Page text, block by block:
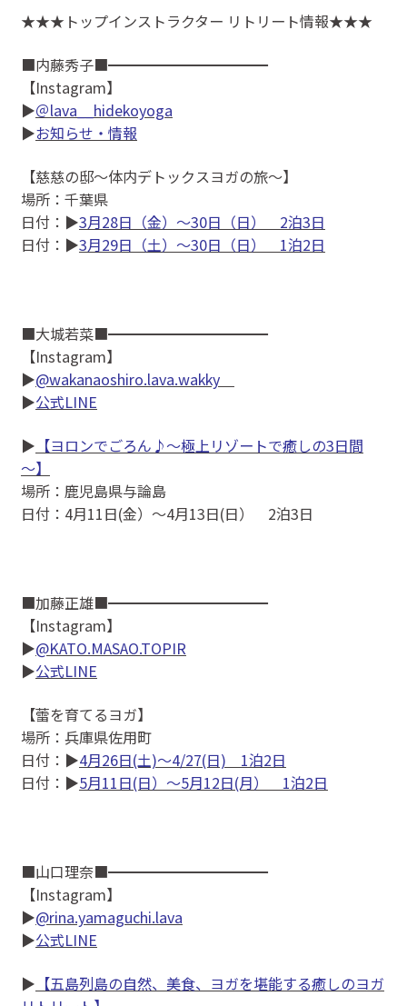
★★★トップインストラクター リトリート情報★★★
■内藤秀子■━━━━━━━━━━━
【Instagram】
▶＠lava__hidekoyoga
▶お知らせ・情報
【慈慈の邸～体内デトックスヨガの旅～】
場所：千葉県
日付：▶3月28日（金）～30日（日） 2泊3日
日付：▶3月29日（土）～30日（日） 1泊2日
■大城若菜■━━━━━━━━━━━
【Instagram】
▶@wakanaoshiro.lava.wakky
▶公式LINE
▶ 【ヨロンでごろん♪～極上リゾートで癒しの3日間
～】
場所：鹿児島県与論島
日付：4月11日(金）〜4月13日(日） 2泊3日
■加藤正雄■━━━━━━━━━━━
【Instagram】
▶@KATO.MASAO.TOPIR
▶公式LINE
【蕾を育てるヨガ】
場所：兵庫県佐用町
日付：▶4月26日(土)〜4/27(日) 1泊2日
日付：▶5月11日(日）〜5月12日(月） 1泊2日
■山口理奈■━━━━━━━━━━━
【Instagram】
▶@rina.yamaguchi.lava
▶公式LINE
▶ 【五島列島の自然、美食、ヨガを堪能する癒しのヨガ